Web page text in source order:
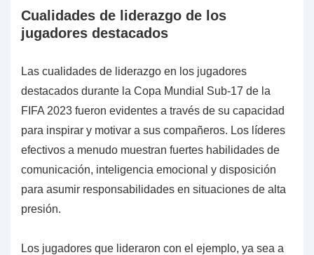
Cualidades de liderazgo de los
jugadores destacados
Las cualidades de liderazgo en los jugadores
destacados durante la Copa Mundial Sub-17 de la
FIFA 2023 fueron evidentes a través de su capacidad
para inspirar y motivar a sus compañeros. Los líderes
efectivos a menudo muestran fuertes habilidades de
comunicación, inteligencia emocional y disposición
para asumir responsabilidades en situaciones de alta
presión.
Los jugadores que lideraron con el ejemplo, ya sea a